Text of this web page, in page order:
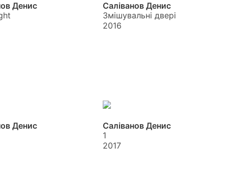
Денис
Саліванов Денис
Змішувальні двері
2016
Денис
Саліванов Денис
1
2017